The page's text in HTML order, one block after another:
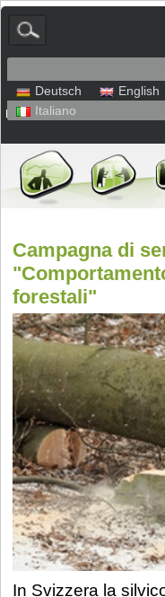
Deutsch English
Italiano
Mappa del sito
Campagna di
forestali"
In Svizzera la